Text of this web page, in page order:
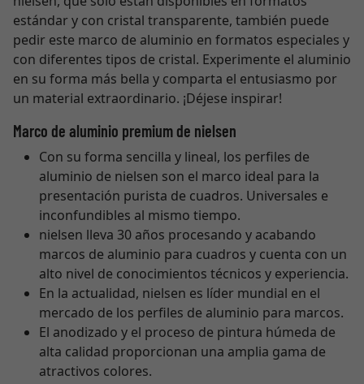
estándar y con cristal transparente, también puede
pedir este marco de aluminio en formatos especiales y
con diferentes tipos de cristal. Experimente el aluminio
en su forma más bella y comparta el entusiasmo por
un material extraordinario. ¡Déjese inspirar!
Marco de aluminio premium de nielsen
Con su forma sencilla y lineal, los perfiles de
aluminio de nielsen son el marco ideal para la
presentación purista de cuadros. Universales e
inconfundibles al mismo tiempo.
nielsen lleva 30 años procesando y acabando
marcos de aluminio para cuadros y cuenta con un
alto nivel de conocimientos técnicos y experiencia.
En la actualidad, nielsen es líder mundial en el
mercado de los perfiles de aluminio para marcos.
El anodizado y el proceso de pintura húmeda de
alta calidad proporcionan una amplia gama de
atractivos colores.